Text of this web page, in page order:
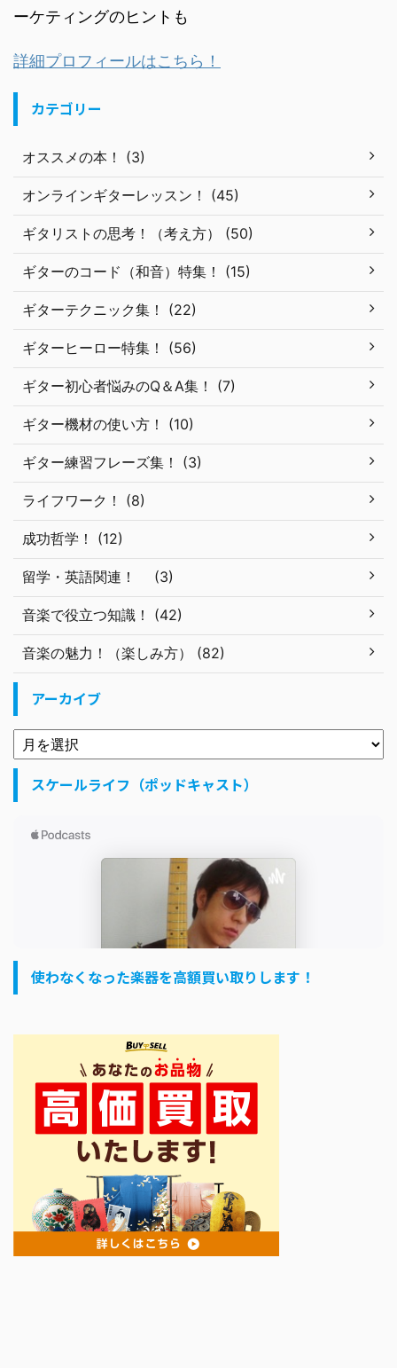
ーケティングのヒントも
詳細プロフィールはこちら！
カテゴリー
オススメの本！ (3)
オンラインギターレッスン！ (45)
ギタリストの思考！（考え方） (50)
ギターのコード（和音）特集！ (15)
ギターテクニック集！ (22)
ギターヒーロー特集！ (56)
ギター初心者悩みのQ＆A集！ (7)
ギター機材の使い方！ (10)
ギター練習フレーズ集！ (3)
ライフワーク！ (8)
成功哲学！ (12)
留学・英語関連！ (3)
音楽で役立つ知識！ (42)
音楽の魅力！（楽しみ方） (82)
アーカイブ
スケールライフ（ポッドキャスト）
使わなくなった楽器を高額買い取りします！